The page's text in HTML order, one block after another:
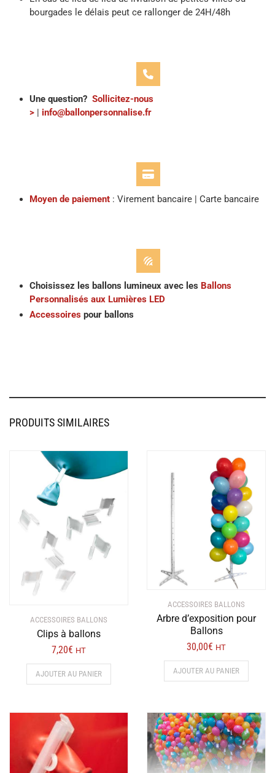
bourgades le délais peut ce rallonger de 24H/48h
Une question? Sollicitez-nous
> | info@ballonpersonnalise.fr
Moyen de paiement : Virement bancaire | Carte bancaire
Choisissez les ballons lumineux avec les Ballons
Personnalisés aux Lumières LED
Accessoires pour ballons
PRODUITS SIMILAIRES
ACCESSOIRES BALLONS
Clips à ballons
7,20€ HT
AJOUTER AU PANIER
ACCESSOIRES BALLONS
Arbre d’exposition pour
Ballons
30,00€ HT
AJOUTER AU PANIER